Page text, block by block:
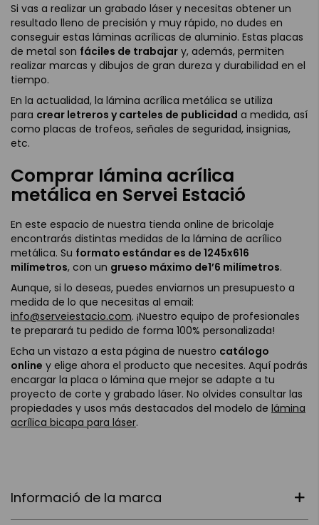
Si vas a realizar un grabado láser y necesitas obtener un
resultado lleno de precisión y muy rápido, no dudes en
conseguir estas láminas acrílicas de aluminio. Estas placas
de metal son fáciles de trabajar y, además, permiten
realizar marcas y dibujos de gran dureza y durabilidad en el
tiempo.
En la actualidad, la lámina acrílica metálica se utiliza
para crear letreros y carteles de publicidad a medida, así
como placas de trofeos, señales de seguridad, insignias,
etc.
Comprar lámina acrílica
metálica en Servei Estació
En este espacio de nuestra tienda online de bricolaje
encontrarás distintas medidas de la lámina de acrílico
metálica. Su formato estándar es de 1245x616
milímetros, con un grueso máximo de1’6 milímetros.
Aunque, si lo deseas, puedes enviarnos un presupuesto a
medida de lo que necesitas al email:
info@serveiestacio.com. ¡Nuestro equipo de profesionales
te preparará tu pedido de forma 100% personalizada!
Echa un vistazo a esta página de nuestro catálogo
online y elige ahora el producto que necesites. Aquí podrás
encargar la placa o lámina que mejor se adapte a tu
proyecto de corte y grabado láser. No olvides consultar las
propiedades y usos más destacados del modelo de lámina
acrílica bicapa para láser.
Informació de la marca